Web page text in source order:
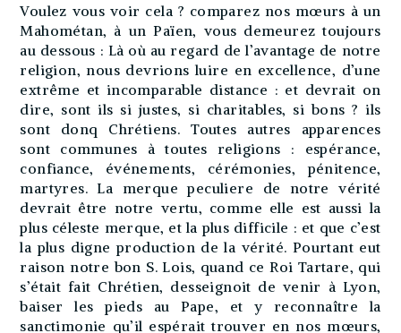
Voulez vous voir cela ? comparez nos mœurs à un
Mahométan, à un Païen, vous demeurez toujours
au dessous : Là où au regard de l’avantage de notre
religion, nous devrions luire en excellence, d’une
extrême et incomparable distance : et devrait on
dire, sont ils si justes, si charitables, si bons ? ils
sont donq Chrétiens. Toutes autres apparences
sont communes à toutes religions : espérance,
confiance, événements, cérémonies, pénitence,
martyres. La merque peculiere de notre vérité
devrait être notre vertu, comme elle est aussi la
plus céleste merque, et la plus difficile : et que c’est
la plus digne production de la vérité. Pourtant eut
raison notre bon S. Lois, quand ce Roi Tartare, qui
s’était fait Chrétien, desseignoit de venir à Lyon,
baiser les pieds au Pape, et y reconnaître la
sanctimonie qu’il espérait trouver en nos mœurs,